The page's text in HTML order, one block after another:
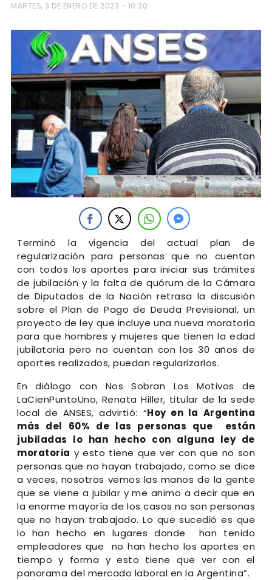
MARTES, 3 DE ENERO DE 2023 - 10:30
Terminó la vigencia del actual plan de
regularización para personas que no cuentan
con todos los aportes para iniciar sus trámites
de jubilación y la falta de quórum de la Cámara
de Diputados de la Nación retrasa la discusión
sobre el Plan de Pago de Deuda Previsional, un
proyecto de ley que incluye una nueva moratoria
para que hombres y mujeres que tienen la edad
jubilatoria pero no cuentan con los 30 años de
aportes realizados, puedan regularizarlos.
En diálogo con Nos Sobran Los Motivos de
LaCienPuntoUno, Renata Hiller, titular de la sede
local de ANSES, advirtió: “Hoy en la Argentina
más del 60% de las personas que están
jubiladas lo han hecho con alguna ley de
moratoria y esto tiene que ver con que no son
personas que no hayan trabajado, como se dice
a veces, nosotros vemos las manos de la gente
que se viene a jubilar y me animo a decir que en
la enorme mayoría de los casos no son personas
que no hayan trabajado. Lo que sucedió es que
lo han hecho en lugares donde han tenido
empleadores que no han hecho los aportes en
tiempo y forma y esto tiene que ver con el
panorama del mercado laboral en la Argentina”.